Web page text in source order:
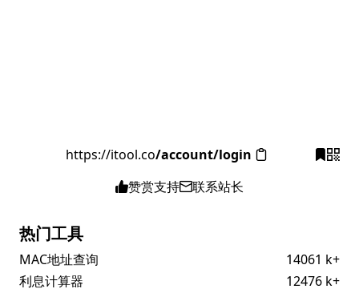
https://itool.co/account/login
赞赏支持
联系站长
热门工具
MAC地址查询
14061 k+
利息计算器
12476 k+